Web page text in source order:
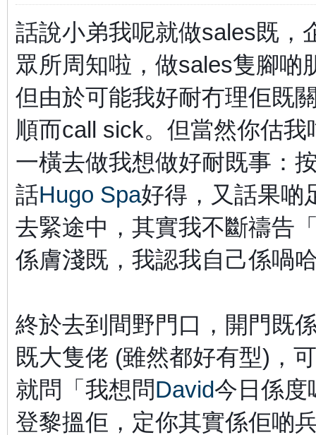
話說小弟我呢就做sales既，
眾所周知啦，做sales隻腳啲
但由於可能我好耐冇理佢既
順而call sick。但當然你估
一橫去做我想做好耐既事：
話Hugo Spa好得，又話果啲
去緊途中，其實我不斷禱告
係膚淺既，我認我自己係喎
終於去到間野門口，開門既
既大隻佬 (雖然都好有型)，
就問「我想問David今日係度
登黎搵佢，定你其實係佢啲